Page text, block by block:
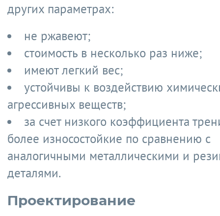
других параметрах:
не ржавеют;
стоимость в несколько раз ниже;
имеют легкий вес;
устойчивы к воздействию
агрессивных веществ;
за счет низкого коэффициента
более износостойкие по сравнению с
аналогичными металлическими и
деталями.
Проектирование